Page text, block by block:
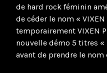
de hard rock féminin
de céder le nom «
temporairement VIXEN
nouvelle démo 5 titres
avant de prendre le nom